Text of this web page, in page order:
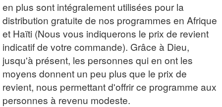
en plus sont intégralement utilisées pour la
distribution gratuite de nos programmes en Afrique
et Haïti (Nous vous indiquerons le prix de revient
indicatif de votre commande). Grâce à Dieu,
jusqu'à présent, les personnes qui en ont les
moyens donnent un peu plus que le prix de
revient, nous permettant d'offrir ce programme aux
personnes à revenu modeste.